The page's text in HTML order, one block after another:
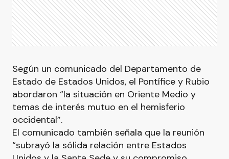
Según un comunicado del Departamento de
Estado de Estados Unidos, el Pontífice y Rubio
abordaron “la situación en Oriente Medio y
temas de interés mutuo en el hemisferio
occidental”.
El comunicado también señala que la reunión
“subrayó la sólida relación entre Estados